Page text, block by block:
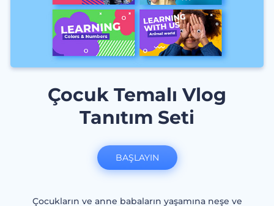
Çocuk Temalı Vlog
Tanıtım Seti
Çocukların ve anne babaların yaşamına neşe ve
BAŞLAYIN